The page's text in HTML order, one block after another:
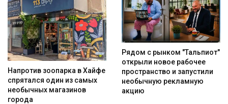
Напротив зоопарка в Хайфе
спрятался один из самых
необычных магазинов
города
Рядом с рынком "Тальпиот"
открыли новое рабочее
пространство и запустили
необычную рекламную
акцию